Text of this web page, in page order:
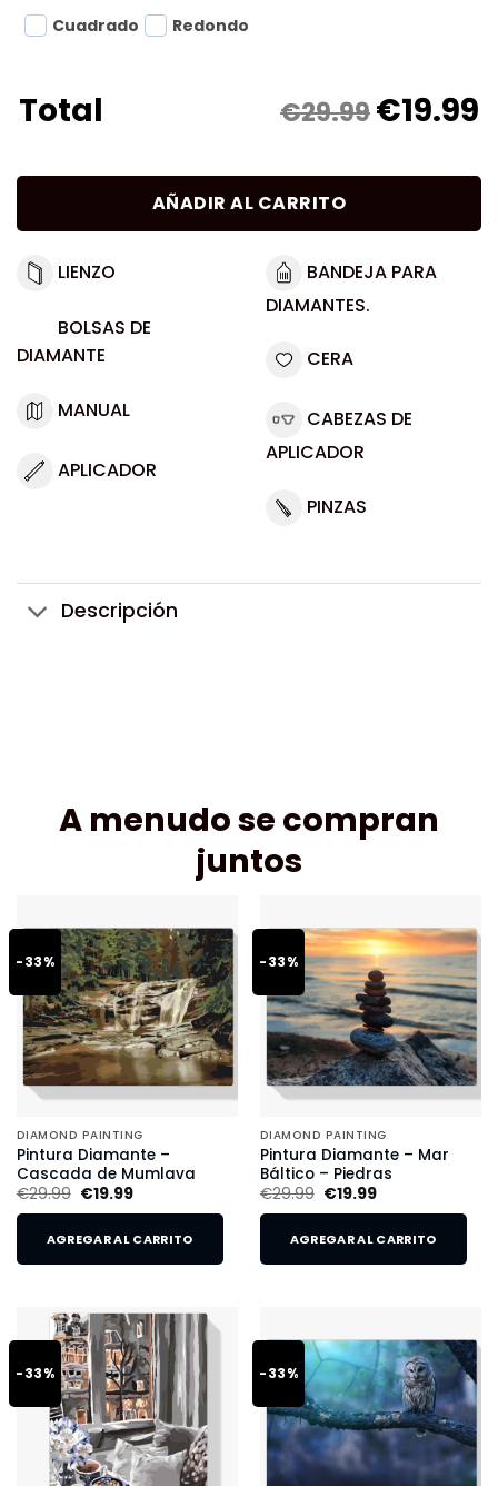
Cuadrado
Redondo
Total €29.99€19.99
AÑADIR AL CARRITO
LIENZO
BOLSAS DE
DIAMANTE
MANUAL
APLICADOR
BANDEJA PARA
DIAMANTES.
CERA
CABEZAS DE
APLICADOR
PINZAS
Descripción
A menudo se compran
juntos
-33%
DIAMOND PAINTING
Pintura Diamante –
Cascada de Mumlava
€29.99 €19.99
AGREGAR AL CARRITO
-33%
DIAMOND PAINTING
Pintura Diamante – Mar
Báltico – Piedras
€29.99 €19.99
AGREGAR AL CARRITO
-33% -33%